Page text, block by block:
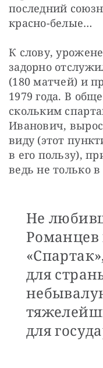
последний
красно-белые…
К слову,
задорно
(180 матчей) и
1979 года. В
скольким
Иванович,
виду (этот
в его пользу),
ведь не только в
Не
Романцев
для
для